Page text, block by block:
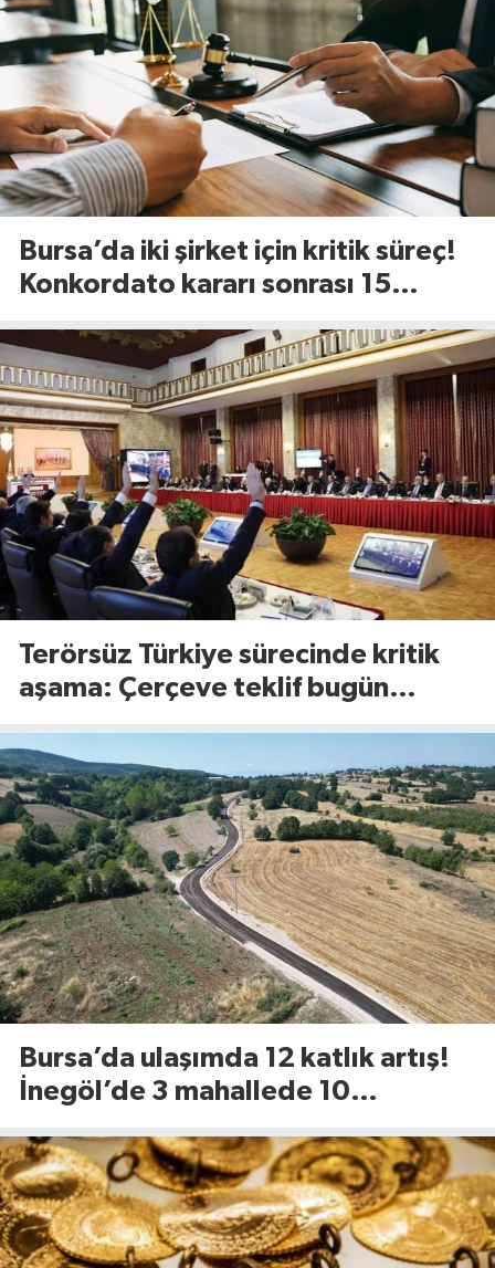
Bursa’da iki şirket için kritik süreç!
Konkordato kararı sonrası 15
Terörsüz Türkiye sürecinde kritik
aşama: Çerçeve teklif bugün
Bursa’da ulaşımda 12 katlık artış!
İnegöl’de 3 mahallede 10